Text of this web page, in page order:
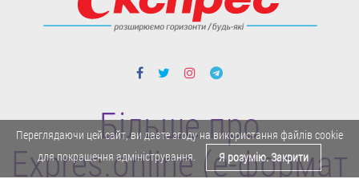
Більше про
Expres.online (e-формат
Переглядаючи цей сайт, ви даєте згоду на використання файлів cookie
для покращення адміністрування.
Я розумію. Закрити